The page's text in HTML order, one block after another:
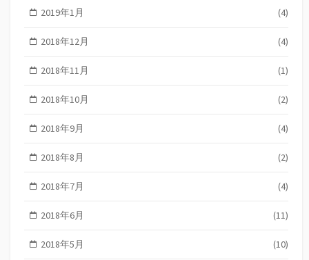
2019年1月 (4)
2018年12月 (4)
2018年11月 (1)
2018年10月 (2)
2018年9月 (4)
2018年8月 (2)
2018年7月 (4)
2018年6月 (11)
2018年5月 (10)